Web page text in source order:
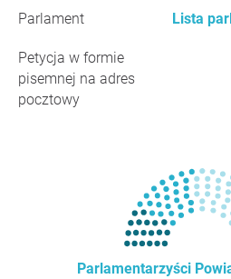
Parlament Lista
Petycja w formie
pisemnej na adres
pocztowy
Parlamentarzyści